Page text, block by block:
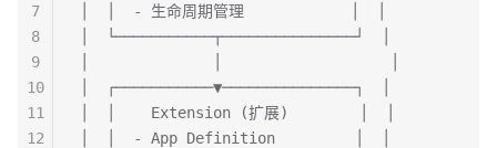
│  │  - 生命周期管理            │  │
│  └───────────┬───────────────┘  │
│  ┌───────────▼───────────────┐  │
│  │    Extension (扩展)        │  │
│  │  - App Definition         │  │
7
8
9
10
11
12